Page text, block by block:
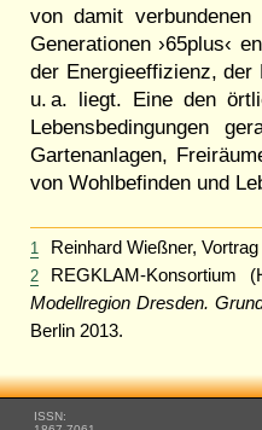
von damit
Generationen ›65plus‹
der Energieeffizienz, der
u. a. liegt. Eine den
Lebensbedingungen
Gartenanlagen,
von Wohlbefinden und
1 Reinhard Wießner,
2
REGKLAM-Konsortium
Modellregion Dresden.
Berlin 2013.
ISSN: